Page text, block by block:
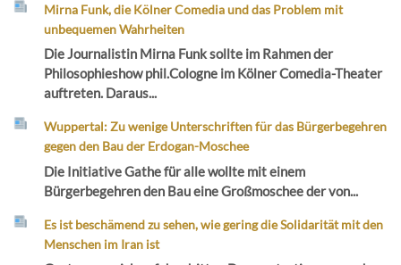
Mirna Funk, die Kölner Comedia und das Problem mit
unbequemen Wahrheiten
Die Journalistin Mirna Funk sollte im Rahmen der
Philosophieshow phil.Cologne im Kölner Comedia-Theater
auftreten. Daraus...
Wuppertal: Zu wenige Unterschriften für das Bürgerbegehren
gegen den Bau der Erdogan-Moschee
Die Initiative Gathe für alle wollte mit einem
Bürgerbegehren den Bau eine Großmoschee der von...
Es ist beschämend zu sehen, wie gering die Solidarität mit den
Menschen im Iran ist